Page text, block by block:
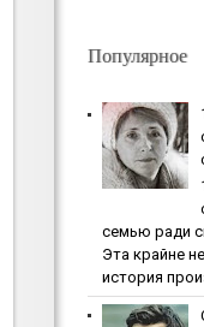
Популярное
ceмью paди
Эта крайне
история